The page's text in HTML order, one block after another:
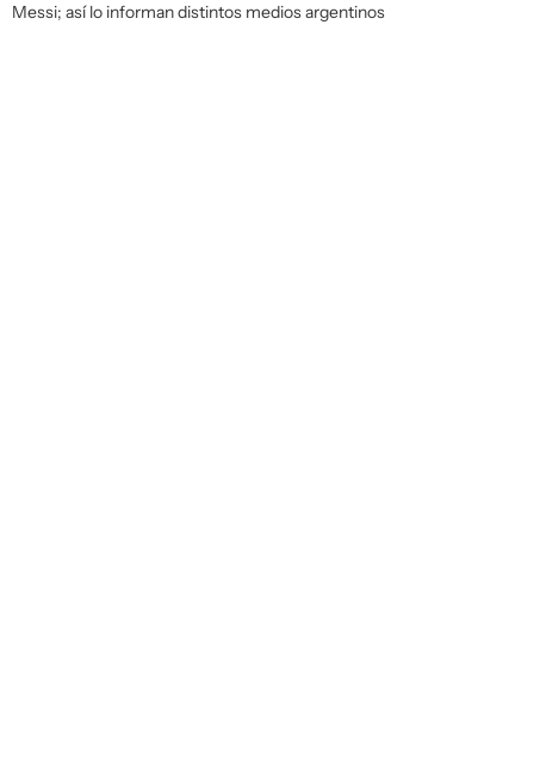
Messi; así lo informan distintos medios argentinos